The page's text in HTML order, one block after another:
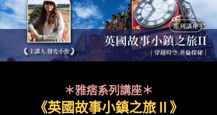
＊雅痞系列講座＊
《英國故事小鎮之旅Ⅱ》